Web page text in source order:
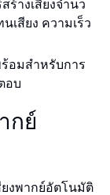
ร้างเสียงจํานว
เสียง ความเร็ว
อมสําหรับการ
อบ
กย์
งพากย์อัตโนมัติ